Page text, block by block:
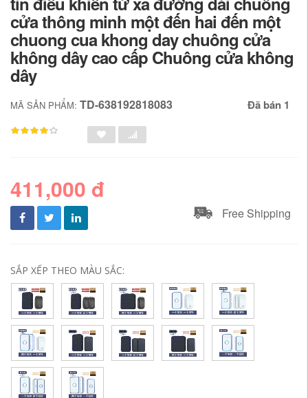
cửa thông minh một đến hai đến một
chuong cua khong day chuông cửa
không dây cao cấp Chuông cửa không
dây
MÃ SẢN PHẨM: TD-638192818083 Đã bán 1
411,000 đ
Free Shipping
SẮP XẾP THEO MÀU SẮC: